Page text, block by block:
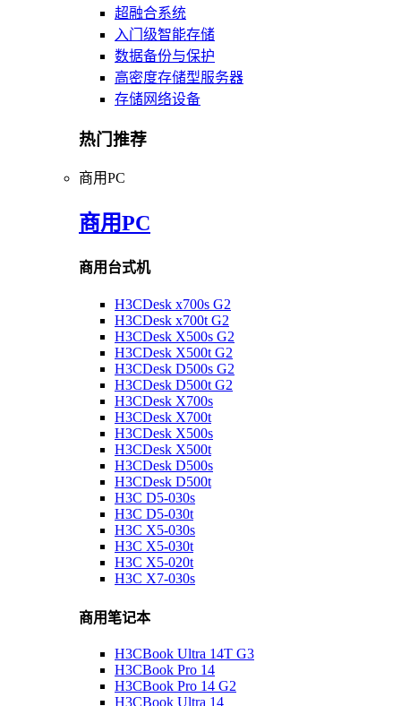
超融合系统
入门级智能存储
数据备份与保护
高密度存储型服务器
存储网络设备
热门推荐
商用PC
商用PC
商用台式机
H3CDesk x700s G2
H3CDesk x700t G2
H3CDesk X500s G2
H3CDesk X500t G2
H3CDesk D500s G2
H3CDesk D500t G2
H3CDesk X700s
H3CDesk X700t
H3CDesk X500s
H3CDesk X500t
H3CDesk D500s
H3CDesk D500t
H3C D5-030s
H3C D5-030t
H3C X5-030s
H3C X5-030t
H3C X5-020t
H3C X7-030s
商用笔记本
H3CBook Ultra 14T G3
H3CBook Pro 14
H3CBook Pro 14 G2
H3CBook Ultra 14